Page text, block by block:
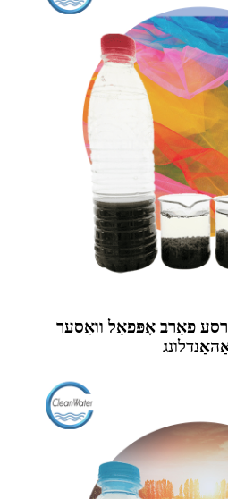
פאַרב אָפּפאַל וואַסער